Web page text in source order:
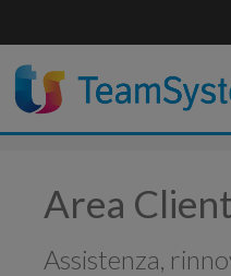
Area
Assistenza,